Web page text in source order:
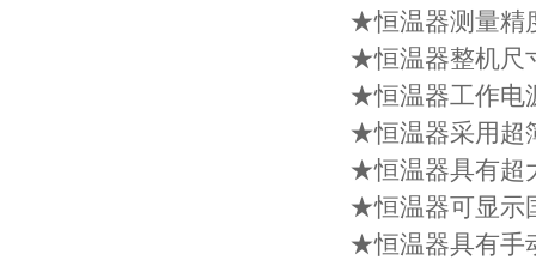
★恒温器测量精
★恒温器整机尺
★恒温器工作电
★恒温器采用超
★恒温器具有超
★恒温器可显示
★恒温器具有手